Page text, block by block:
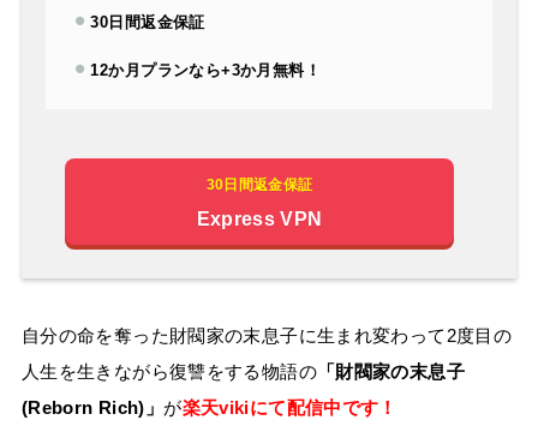
30日間返金保証
12か月プランなら+3か月無料！
30日間返金保証
Express VPN
自分の命を奪った財閥家の末息子に生まれ変わって2度目の
人生を生きながら復讐をする物語の「財閥家の末息子
(Reborn Rich)」 が楽天vikiにて配信中です！